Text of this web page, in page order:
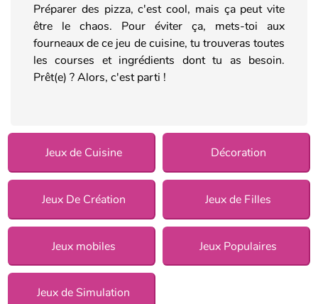
Préparer des pizza, c'est cool, mais ça peut vite
être le chaos. Pour éviter ça, mets-toi aux
fourneaux de ce jeu de cuisine, tu trouveras toutes
les courses et ingrédients dont tu as besoin.
Prêt(e) ? Alors, c'est parti !
Jeux de Cuisine Décoration
Jeux De Création Jeux de Filles
Jeux mobiles Jeux Populaires
Jeux de Simulation